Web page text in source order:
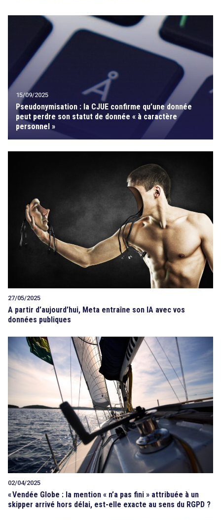
15/09/2025
Pseudonymisation : la CJUE confirme qu’une donnée
peut perdre son statut de donnée « à caractère
personnel »
27/05/2025
A partir d’aujourd’hui, Meta entraîne son IA avec vos
données publiques
02/04/2025
«Vendée Globe : la mention « n’a pas fini » attribuée à un
skipper arrivé hors délai, est-elle exacte au sens du RGPD ?